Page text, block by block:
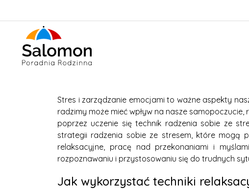
Stres i zarządzanie emocjami to ważne aspekty
radzimy może mieć wpływ na nasze
poprzez uczenie się technik radzenia sobie ze
strategii radzenia sobie ze stresem, które mogą
relaksacyjne, pracę nad przekonaniami i
rozpoznawaniu i przystosowaniu się do trudnych
Jak wykorzystać techniki